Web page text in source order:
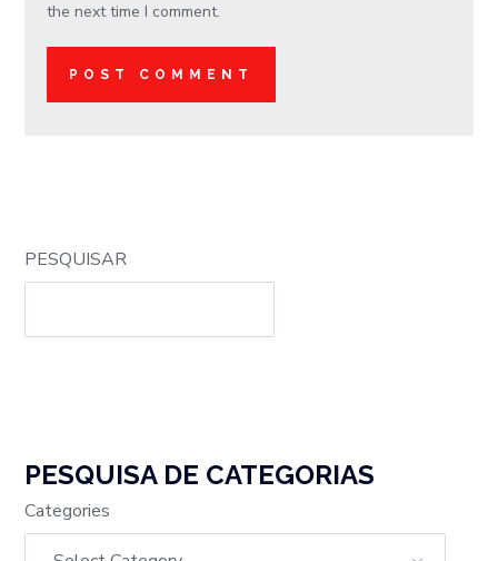
the next time I comment.
PESQUISAR
PESQUISA DE CATEGORIAS
Categories